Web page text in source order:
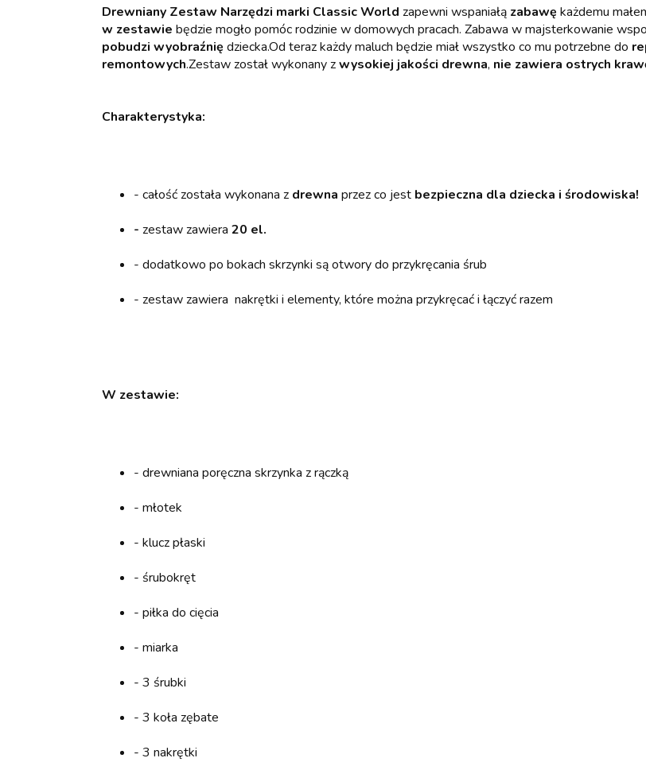
Drewniany Zestaw Narzędzi marki Classic World zapewni wspaniałą zabawę każdemu
w zestawie będzie mogło pomóc rodzinie w domowych pracach. Zabawa w majsterkowanie
pobudzi wyobraźnię dziecka.Od teraz każdy maluch będzie miał wszystko co mu potrzebne do
remontowych.Zestaw został wykonany zwysokiej jakości drewna, nie zawiera ostrych
Charakterystyka:
- całość została wykonana z drewna przez co jest bezpieczna dla dziecka i środowiska!
- zestaw zawiera 20 el.
- dodatkowo po bokach skrzynki są otwory do przykręcania śrub
- zestaw zawiera nakrętki i elementy, które można przykręcać i łączyć razem
W zestawie:
- drewniana poręczna skrzynka z rączką
- młotek
- klucz płaski
- śrubokręt
- piłka do cięcia
- miarka
- 3 śrubki
- 3 koła zębate
- 3 nakrętki